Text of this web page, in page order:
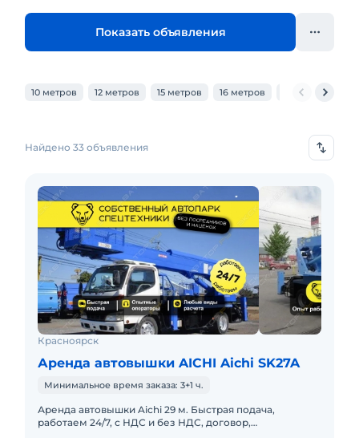
Показать объявления
10 метров 12 метров 15 метров 16 метров 18 метров
Найдено 33 объявления
Красноярск
Аренда автовышки AICHI Aichi SK27A
Минимальное время заказа: 3+1 ч.
Аренда автовышки Aichi 29 м. Быстрая подача,
работаем 24/7, с НДС и без НДС, договор,